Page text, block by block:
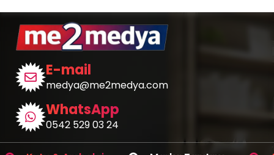
E-mail
medya@me2medya.com
WhatsApp
0542 529 03 24